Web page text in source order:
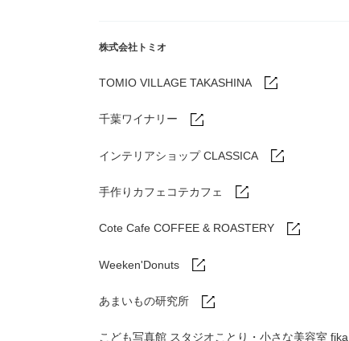
株式会社トミオ
TOMIO VILLAGE TAKASHINA
千葉ワイナリー
インテリアショップ CLASSICA
手作りカフェコテカフェ
Cote Cafe COFFEE & ROASTERY
Weeken'Donuts
あまいもの研究所
こども写真館 スタジオことり・小さな美容室 fika